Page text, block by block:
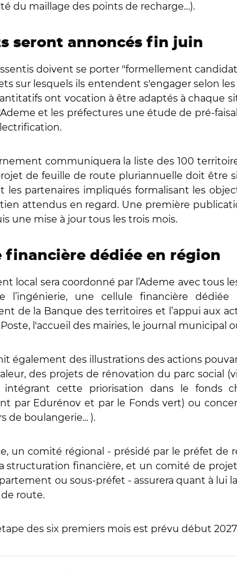
du maillage des points de recharge…).
seront annoncés fin juin
doivent se porter "formellement
sur lesquels ils entendent s'engager selon
ont vocation à être adaptés à chaque
et les préfectures une étude de pré-
communiquera la liste des 100
de feuille de route pluriannuelle doit être
les partenaires impliqués formalisant les
attendus en regard. Une première
une mise à jour tous les trois mois.
financière dédiée en région
local sera coordonné par l’Ademe avec
l’ingénierie, une cellule financière
de la Banque des territoires et l’appui aux
Poste, l'accueil des mairies, le journal municipal
également des illustrations des actions
des projets de rénovation du parc social
cette priorisation dans le fonds
par Edurénov et par le Fonds vert) ou
de boulangerie... ).
un comité régional - présidé par le préfet de
structuration financière, et un comité de
ou sous-préfet - assurera quant à lui
route.
des six premiers mois est prévu début